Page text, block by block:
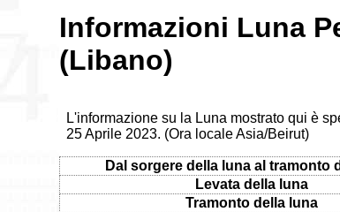
Informazioni Luna
(Libano)
L'informazione su la Luna mostrato qui è
25 Aprile 2023. (Ora locale Asia/Beirut)
Dal sorgere della luna al tramonto
Levata della luna
Tramonto della luna